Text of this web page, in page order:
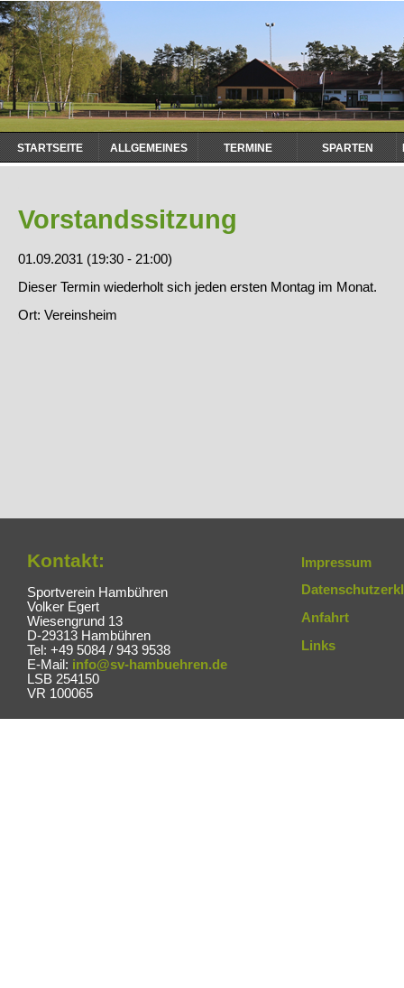
Navigation
überspringen
STARTSEITE ALLGEMEINES TERMINE SPARTEN
Vorstandssitzung
01.09.2031 (19:30 - 21:00)
Dieser Termin wiederholt sich jeden ersten Montag im Monat.
Ort: Vereinsheim
Kontakt:
Sportverein Hambühren
Volker Egert
Wiesengrund 13
D-29313 Hambühren
Tel: +49 5084 / 943 9538
E-Mail: info@sv-hambuehren.de
LSB 254150
VR 100065
Impressum
Anfahrt
Links